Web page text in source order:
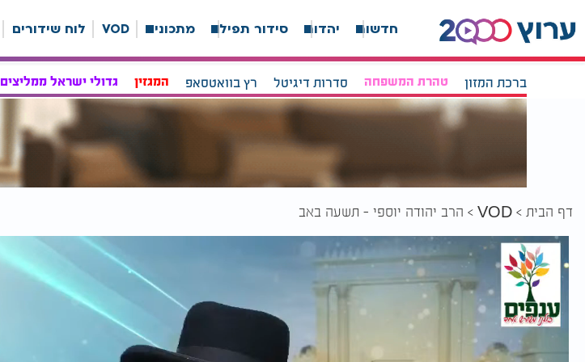
חדשות יהדות סידור תפילה מתכונים VOD לוח שידורים
ברכת המזון טהרת המשפחה סדרות דיגיטל רץ בוואטסאפ המגזין גדולי ישראל ממליצים
דף הבית VOD הרב יהודה יוספי - תשעה באב